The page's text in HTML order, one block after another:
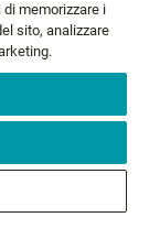
memorizzare i
sito, analizzare